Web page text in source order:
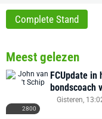
Complete Stand
Meest gelezen
2800
FCUpdate
bondscoach
Gisteren,